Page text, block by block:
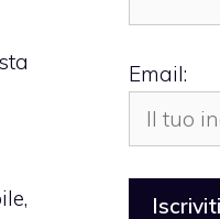
Email: